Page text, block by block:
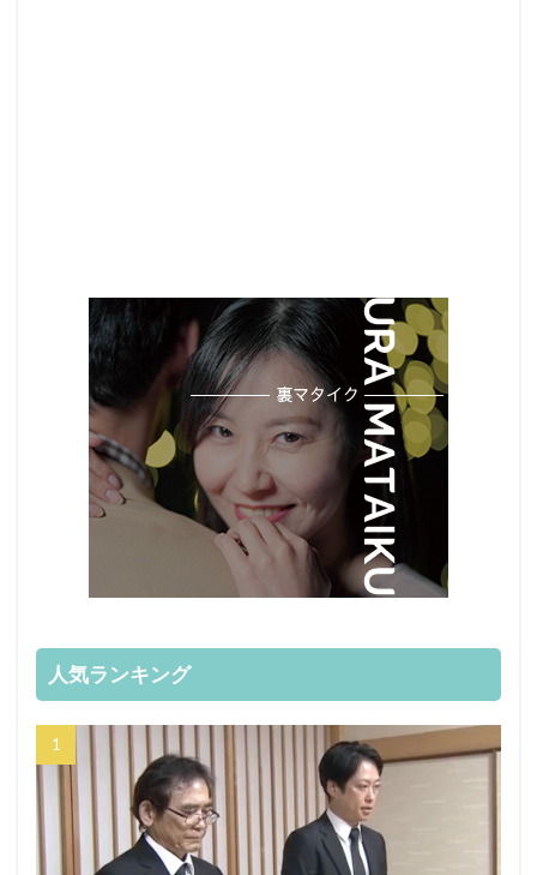
人気ランキング